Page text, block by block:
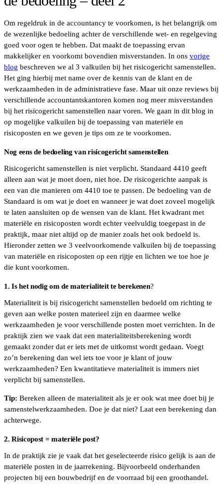
Om regeldruk in de accountancy te voorkomen, is het belangrijk om
de wezenlijke bedoeling achter de verschillende wet- en regelgeving
goed voor ogen te hebben. Dat maakt de toepassing ervan
makkelijker en voorkomt bovendien misverstanden. In ons vorige
blog beschreven we al 3 valkuilen bij het risicogericht samenstellen.
Het ging hierbij met name over de kennis van de klant en de
werkzaamheden in de administratieve fase. Maar uit onze reviews bij
verschillende accountantskantoren komen nog meer misverstanden
bij het risicogericht samenstellen naar voren. We gaan in dit blog in
op mogelijke valkuilen bij de toepassing van materiële en
risicoposten en we geven je tips om ze te voorkomen.
Nog eens de bedoeling van risicogericht samenstellen
Risicogericht samenstellen is niet verplicht. Standaard 4410 geeft
alleen aan wat je moet doen, niet hoe. De risicogerichte aanpak is
een van die manieren om 4410 toe te passen. De bedoeling van de
Standaard is om wat je doet en wanneer je wat doet zoveel mogelijk
te laten aansluiten op de wensen van de klant. Het kwadrant met
materiële en risicoposten wordt echter veelvuldig toegepast in de
praktijk, maar niet altijd op de manier zoals het ook bedoeld is.
Hieronder zetten we 3 veelvoorkomende valkuilen bij de toepassing
van materiële en risicoposten op een rijtje en lichten we toe hoe je
die kunt voorkomen.
1. Is het nodig om de materialiteit te berekenen?
Materialiteit is bij risicogericht samenstellen bedoeld om richting te
geven aan welke posten materieel zijn en daarmee welke
werkzaamheden je voor verschillende posten moet verrichten. In de
praktijk zien we vaak dat een materialiteitsberekening wordt
gemaakt zonder dat er iets met de uitkomst wordt gedaan. Voegt
zo’n berekening dan wel iets toe voor je klant of jouw
werkzaamheden? Een kwantitatieve materialiteit is immers niet
verplicht bij samenstellen.
Tip: Bereken alleen de materialiteit als je er ook wat mee doet bij je
samenstelwerkzaamheden. Doe je dat niet? Laat een berekening dan
achterwege.
2. Risicopost = materiële post?
In de praktijk zie je vaak dat het geselecteerde risico gelijk is aan de
materiële posten in de jaarrekening. Bijvoorbeeld onderhanden
projecten bij een bouwbedrijf en de voorraad bij een groothandel.